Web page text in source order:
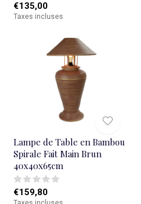
€135,00
Taxes incluses
Lampe de Table en Bambou
Spirale Fait Main Brun
40x40x65cm
€159,80